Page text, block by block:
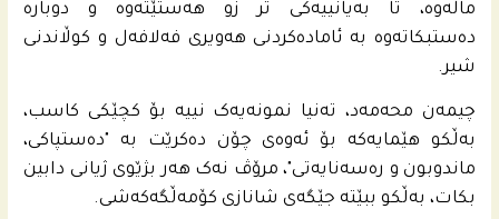
ماڵەوە، تا بەیانییەکی تر زو هەستێتەوە و دوبارە
دەستبکاتەوە بە ئاماده‌كردنى هه‌ویری فەلافەل و کوڵاندنی
شیر.
چیمەن محەمەد، تەنیا نمونەیەک نییە بۆ کچێکی کاسب،
بەڵکو هێمایەکە بۆ ئەوەی چۆن دەکرێت بە "دەستپاکی،
ماندوبون و رەسەنایەتی"، مرۆڤ نەک هەر بژێوی ژیانی دابین
بکات، بەڵکو ببێتە جێگەی شانازی کۆمەڵگەکەشی.